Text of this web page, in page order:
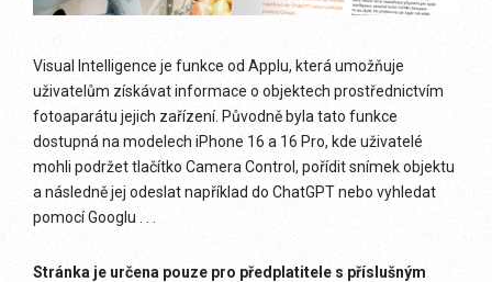
Visual Intelligence je funkce od Applu, která umožňuje
uživatelům získávat informace o objektech prostřednictvím
fotoaparátu jejich zařízení. Původně byla tato funkce
dostupná na modelech iPhone 16 a 16 Pro, kde uživatelé
mohli podržet tlačítko Camera Control, pořídit snímek objektu
a následně jej odeslat například do ChatGPT nebo vyhledat
pomocí Googlu . . .
Stránka je určena pouze pro předplatitele s příslušným